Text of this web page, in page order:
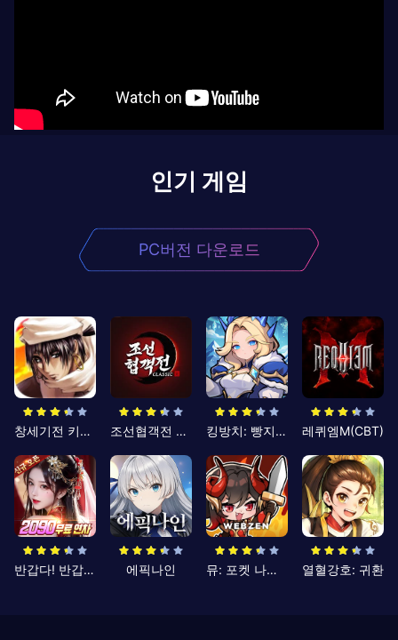
인기 게임
PC버전 다운로드
창세기전 키우기 조선협객전 클래식 킹방치: 빵지의 제왕 레퀴엠M(CBT)
반갑다! 반갑삼국지 에픽나인 뮤: 포켓 나이츠 열혈강호: 귀환